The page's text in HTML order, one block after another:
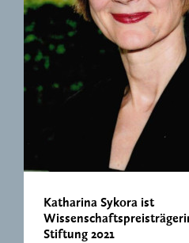
ERNST CASSIRER
ARBEITSSTELLE 1997-
2007
Katharina Sykora ist
Stiftung 2021